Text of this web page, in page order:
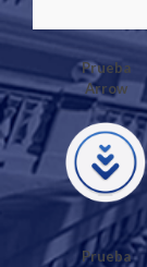
Prueba
Arrow
Prueba